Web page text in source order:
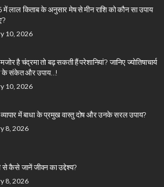
लाल किताब के अनुसार मेष से मीन राशि को कौन सा उपाय
10, 2026
है चंद्रमा तो बढ़ सकती हैं परेशानियां? जानिए ज्योतिषाचार्य
के संकेत और उपाय…!
10, 2026
में बाधा के प्रमुख वास्तु दोष और उनके सरल उपाय?
8, 2026
कैसे जानें जीवन का उद्देश्य?
8, 2026